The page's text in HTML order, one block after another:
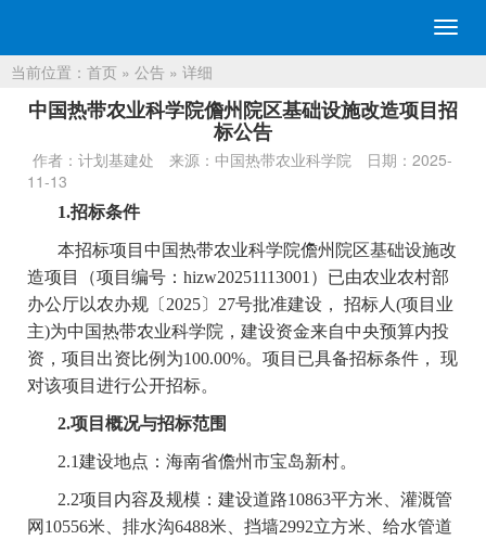
切
换
当前位置： 首页 » 公告 » 详细
中国热带农业科学院儋州院区基础设施改造项目招
标公告
作者：计划基建处 来源：中国热带农业科学院
日期：2025-
11-13
1.招标条件
本招标项目中国热带农业科学院儋州院区基础设施改
造项目（项目编号：hizw20251113001）已由农业农村部
办公厅以农办规〔2025〕27号批准建设， 招标人(项目业
主)为中国热带农业科学院，建设资金来自中央预算内投
资，项目出资比例为100.00%。项目已具备招标条件， 现
对该项目进行公开招标。
2.项目概况与招标范围
2.1建设地点：海南省儋州市宝岛新村。
2.2项目内容及规模：建设道路10863平方米、灌溉管
网10556米、排水沟6488米、挡墙2992立方米、给水管道